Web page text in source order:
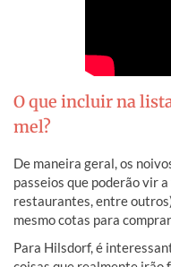
O que incluir na
mel?
De maneira geral, os
passeios que poderão vir
restaurantes, entre
mesmo cotas para
Para Hilsdorf, é